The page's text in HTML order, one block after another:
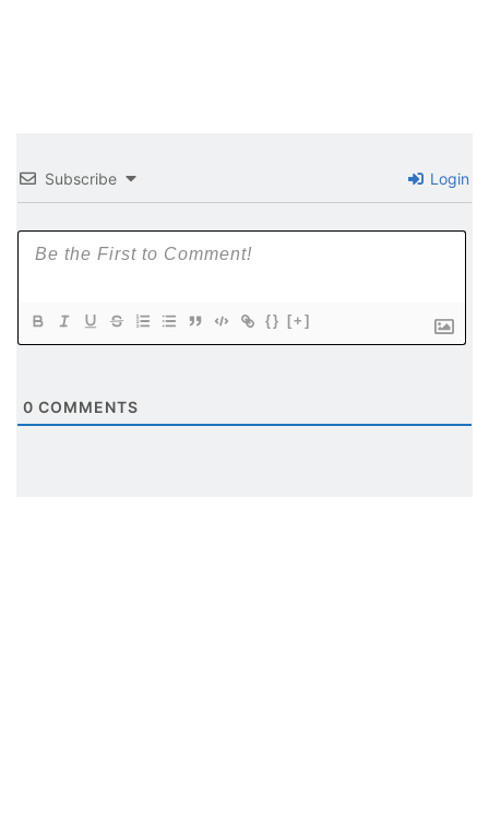
Subscribe Login
{} [+]
0 COMMENTS